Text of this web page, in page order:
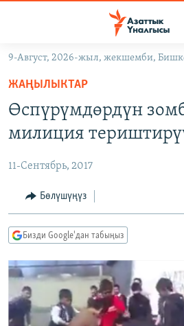
Навигацияга
өтүңүз
Издөөгө
салыңызКЫРГЫЗСТАН
ЭКОНОМИКА
МАДАНИЯТ
ДҮЙНӨ
БОРБОР АЗИЯ
АТАЙЫН ИЛИКТӨӨ
ТВ ПРОГРАММАЛАР
ЭКСПЕРТТЕР ТАЛДАЙТ
БИЗ ЖАНА ДҮЙНӨ
ДАНИСТЕ
ЭЖЕ-СИҢДИЛЕР
ӨЗГӨЧӨ ПИКИР
Русский
ОНЛАЙН ШЕРИНЕ
9-Август, 2026-жыл, жекшемби,
ЖАҢЫЛЫКТАР
Өспүрүмдөрдүн
милиция
11-Сентябрь, 2017
Бөлүшүңүз
Бизди Google'дан табыңыз